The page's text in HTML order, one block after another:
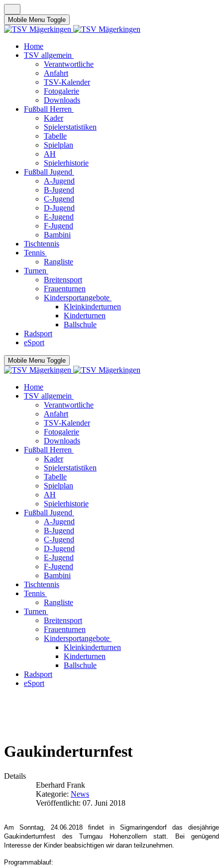
Mobile Menu Toggle
Home
TSV allgemein
Verantwortliche
Anfahrt
TSV-Kalender
Fotogalerie
Downloads
Fußball Herren
Kader
Spielerstatistiken
Tabelle
Spielplan
AH
Spielerhistorie
Fußball Jugend
A-Jugend
B-Jugend
C-Jugend
D-Jugend
E-Jugend
F-Jugend
Bambini
Tischtennis
Tennis
Rangliste
Turnen
Breitensport
Frauenturnen
Kindersportangebote
Kleinkinderturnen
Kinderturnen
Ballschule
Radsport
eSport
Mobile Menu Toggle
Home
TSV allgemein
Verantwortliche
Anfahrt
TSV-Kalender
Fotogalerie
Downloads
Fußball Herren
Kader
Spielerstatistiken
Tabelle
Spielplan
AH
Spielerhistorie
Fußball Jugend
A-Jugend
B-Jugend
C-Jugend
D-Jugend
E-Jugend
F-Jugend
Bambini
Tischtennis
Tennis
Rangliste
Turnen
Breitensport
Frauenturnen
Kindersportangebote
Kleinkinderturnen
Kinderturnen
Ballschule
Radsport
eSport
Gaukinderturnfest
Details
Eberhard Frank
Kategorie: News
Veröffentlicht: 07. Juni 2018
Am Sonntag, 24.06.2018 findet in Sigmaringendorf das diesjährige
Gaukinderturnfest des Turngau Hohenzollern statt. Bei genügend
Interesse der Kinder beabsichtigen wir daran teilzunehmen.
Programmablauf: